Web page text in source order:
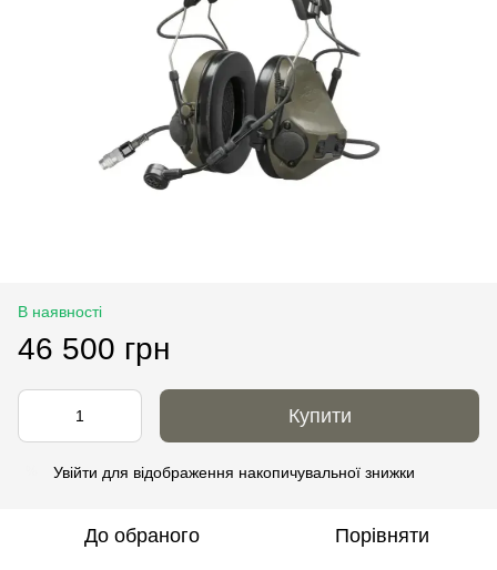
В наявності
46 500 грн
Купити
Увійти для відображення накопичувальної знижки
До обраного Порівняти